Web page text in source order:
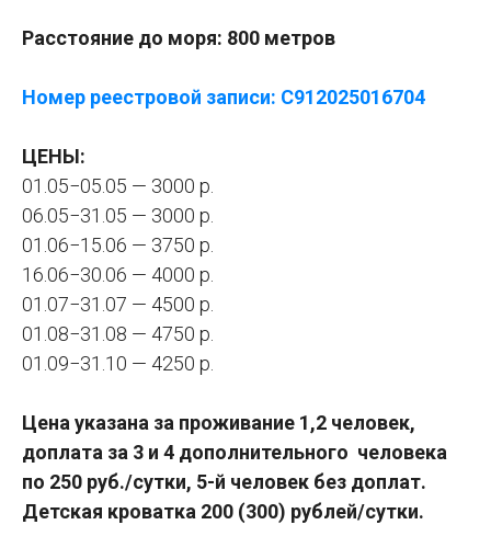
Расстояние до моря: 800 метров
Номер реестровой записи: С912025016704
ЦЕНЫ:
01.05−05.05 — 3000 р.
06.05−31.05 — 3000 р.
01.06−15.06 — 3750 р.
16.06−30.06 — 4000 р.
01.07−31.07 — 4500 р.
01.08−31.08 — 4750 р.
01.09−31.10 — 4250 р.
Цена указана за проживание 1,2 человек,
доплата за 3 и 4 дополнительного человека
по 250 руб./сутки, 5-й человек без доплат.
Детская кроватка 200 (300) рублей/сутки.